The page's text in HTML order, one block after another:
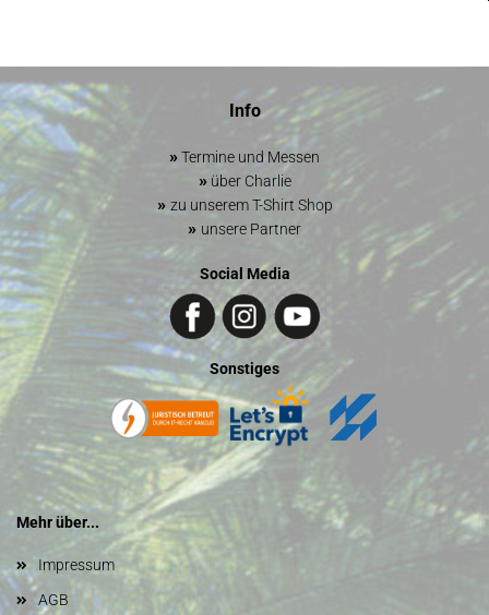
Info
»Termine und Messen
» über Charlie
» zu unserem T-Shirt Shop
» unsere Partner
Social Media
Sonstiges
Mehr über...
Impressum
AGB